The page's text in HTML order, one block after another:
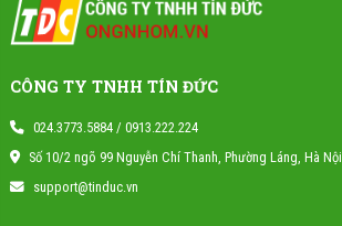
CÔNG TY TNHH TÍN ĐỨC
024.3773.5884 / 0913.222.224
Số 10/2 ngõ 99 Nguyễn Chí Thanh, Phường Láng, Hà Nội
support@tinduc.vn